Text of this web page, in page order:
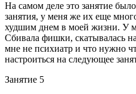
На самом деле это занятие
занятия, у меня же их еще
худшим днем в моей жизни. У
Сбивала фишки, скатывалась
мне не психиатр и что нужно
настроиться на следующее
Занятие 5